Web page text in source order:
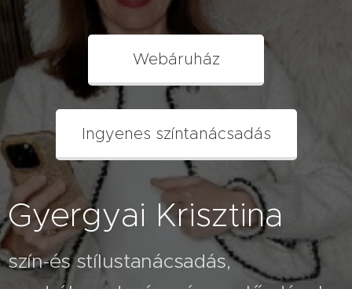
Webáruház
Ingyenes színtanácsadás
Gyergyai Krisztina
szín-és stílustanácsadás,